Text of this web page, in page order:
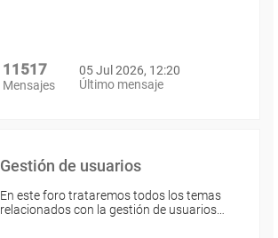
11517
Mensajes
05 Jul 2026, 12:20
Último mensaje
Gestión de usuarios
En este foro trataremos todos los temas
relacionados con la gestión de usuarios…